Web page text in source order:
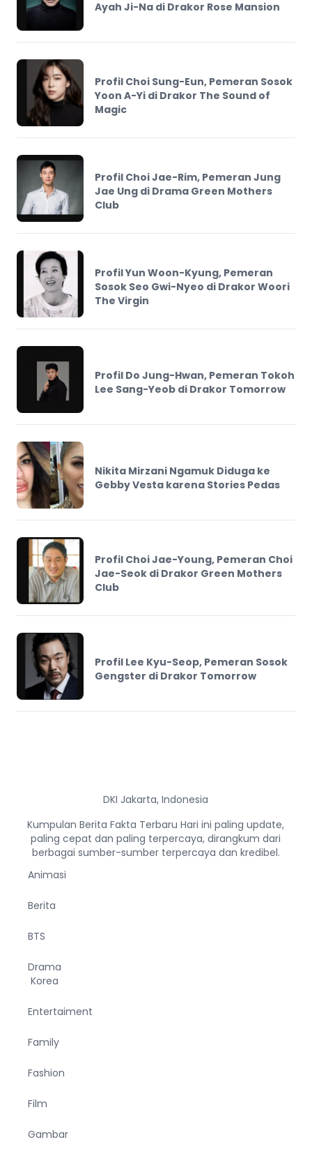
Ayah Ji-Na di Drakor Rose Mansion
Profil Choi Sung-Eun, Pemeran Sosok
Yoon A-Yi di Drakor The Sound of
Magic
Profil Choi Jae-Rim, Pemeran Jung
Jae Ung di Drama Green Mothers
Club
Profil Yun Woon-Kyung, Pemeran
Sosok Seo Gwi-Nyeo di Drakor Woori
The Virgin
Profil Do Jung-Hwan, Pemeran Tokoh
Lee Sang-Yeob di Drakor Tomorrow
Nikita Mirzani Ngamuk Diduga ke
Gebby Vesta karena Stories Pedas
Profil Choi Jae-Young, Pemeran Choi
Jae-Seok di Drakor Green Mothers
Club
Profil Lee Kyu-Seop, Pemeran Sosok
Gengster di Drakor Tomorrow
DKI Jakarta, Indonesia
Kumpulan Berita Fakta Terbaru Hari ini paling update,
paling cepat dan paling terpercaya, dirangkum dari
berbagai sumber-sumber terpercaya dan kredibel.
Animasi
Berita
BTS
Drama
Korea
Entertaiment
Family
Fashion
Film
Gambar